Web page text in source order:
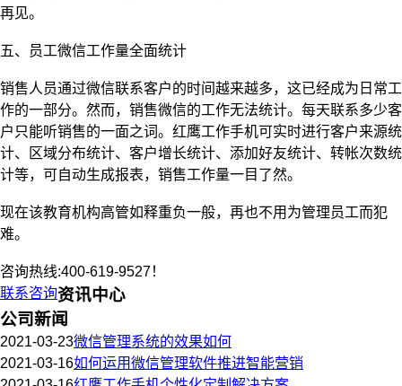
再见。
五、员工微信工作量全面统计
销售人员通过微信联系客户的时间越来越多，这已经成为日常工
作的一部分。然而，销售微信的工作无法统计。每天联系多少客
户只能听销售的一面之词。 红鹰工作手机可实时进行客户来源统
计、区域分布统计、客户增长统计、添加好友统计、转帐次数统
计等，可自动生成报表，销售工作量一目了然。
现在该教育机构高管如释重负一般，再也不用为管理员工而犯
难。
咨询热线:400-619-9527！
联系咨询资讯中心
公司新闻
2021-03-23微信管理系统的效果如何
2021-03-16如何运用微信管理软件推进智能营销